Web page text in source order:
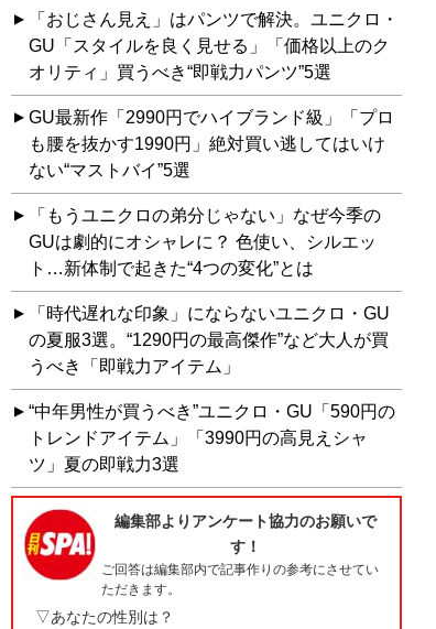
「おじさん見え」はパンツで解決。ユニクロ・
GU「スタイルを良く見せる」「価格以上のク
オリティ」買うべき“即戦力パンツ”5選
GU最新作「2990円でハイブランド級」「プロ
も腰を抜かす1990円」絶対買い逃してはいけ
ない“マストバイ”5選
「もうユニクロの弟分じゃない」なぜ今季の
GUは劇的にオシャレに？ 色使い、シルエッ
ト…新体制で起きた“4つの変化”とは
「時代遅れな印象」にならないユニクロ・GU
の夏服3選。“1290円の最高傑作”など大人が買
うべき「即戦力アイテム」
“中年男性が買うべき”ユニクロ・GU「590円の
トレンドアイテム」「3990円の高見えシャ
ツ」夏の即戦力3選